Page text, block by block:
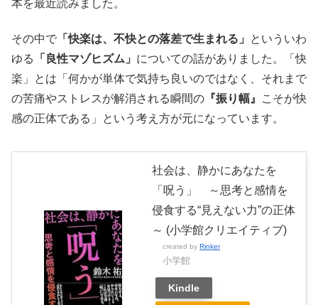
本を最近読みました。
その中で 「快楽は、不快との落差で生まれる」
といういわ
ゆる
「良性マゾヒズム」 についての話がありました。「快
楽」とは「何かが単体で気持ち良いのではなく、それまで
の苦痛やストレスが解消される瞬間の 『振り幅』
こそが快
感の正体である」という考え方が元になっています。
社会は、静かにあなたを
「呪う」 ～思考と感情を
侵食する“見えない力”の正体
～ (小学館クリエイティブ)
created by Rinker
小学館
Kindle